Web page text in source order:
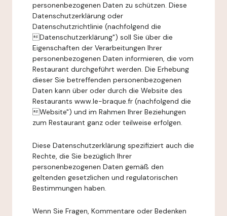
personenbezogenen Daten zu schützen. Diese
Datenschutzerklärung oder
Datenschutzrichtlinie (nachfolgend die
Datenschutzerklärung") soll Sie über die
Eigenschaften der Verarbeitungen Ihrer
personenbezogenen Daten informieren, die vom
Restaurant durchgeführt werden. Die Erhebung
dieser Sie betreffenden personenbezogenen
Daten kann über oder durch die Website des
Restaurants www.le-braque.fr (nachfolgend die
Website") und im Rahmen Ihrer Beziehungen
zum Restaurant ganz oder teilweise erfolgen.
Diese Datenschutzerklärung spezifiziert auch die
Rechte, die Sie bezüglich Ihrer
personenbezogenen Daten gemäß den
geltenden gesetzlichen und regulatorischen
Bestimmungen haben.
Wenn Sie Fragen, Kommentare oder Bedenken